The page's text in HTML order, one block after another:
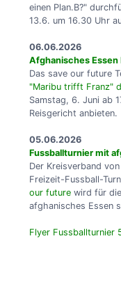
einen Plan.B?"
13.6. um 16.30 Uhr
06.06.2026
Afghanisches
Das save our future
"Maribu trifft Franz"
Samstag, 6. Juni ab
Reisgericht anbieten.
05.06.2026
Fussballturnier mit
Der Kreisverband
Freizeit-Fussball-
our futurewird für die
afghanisches Essen
Flyer Fussballturnier